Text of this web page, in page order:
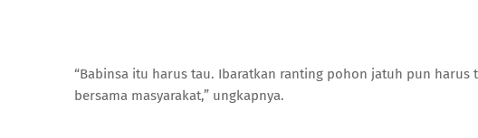
“Babinsa itu harus tau. Ibaratkan ranting pohon jatuh pun
bersama masyarakat,” ungkapnya.